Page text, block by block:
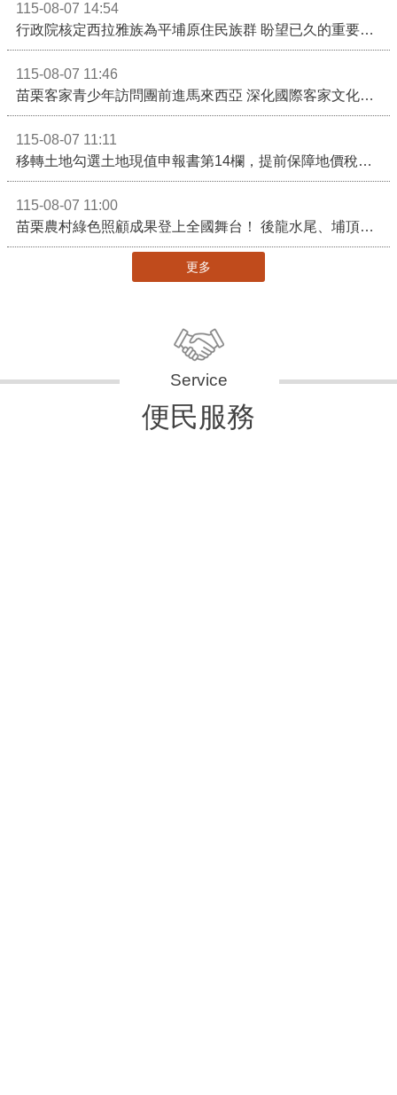
115-08-07 14:54
行政院核定西拉雅族為平埔原住民族群 盼望已久的重要時刻到來！8月13日起受理民族成員名冊登記
115-08-07 11:46
苗栗客家青少年訪問團前進馬來西亞 深化國際客家文化交流
115-08-07 11:11
移轉土地勾選土地現值申報書第14欄，提前保障地價稅節稅權益
115-08-07 11:00
苗栗農村綠色照顧成果登上全國舞台！ 後龍水尾、埔頂社區前進2026高齡健康產業博覽會
更多
便民服務